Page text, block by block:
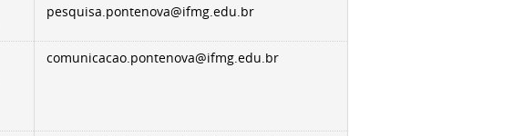
pesquisa.pontenova@ifmg.edu.br
comunicacao.pontenova@ifmg.edu.br